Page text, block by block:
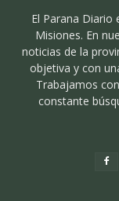
El Parana Diario
Misiones. En
noticias de la
objetiva y con
Trabajamos
constante